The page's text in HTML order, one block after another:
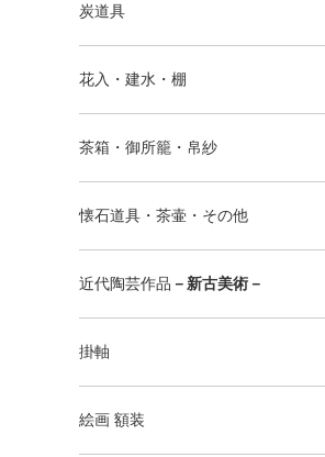
炭道具
花入・建水・棚
茶箱・御所籠・帛紗
懐石道具・茶壷・その他
近代陶芸作品 －新古美術－
掛軸
絵画 額装